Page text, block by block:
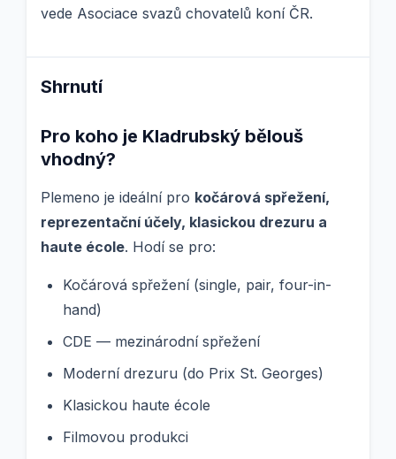
vede Asociace svazů chovatelů koní ČR.
Shrnutí
Pro koho je Kladrubský bělouš
vhodný?
Plemeno je ideální pro kočárová spřežení,
reprezentační účely, klasickou drezuru a
haute école. Hodí se pro:
Kočárová spřežení (single, pair, four-in-
hand)
CDE — mezinárodní spřežení
Moderní drezuru (do Prix St. Georges)
Klasickou haute école
Filmovou produkci